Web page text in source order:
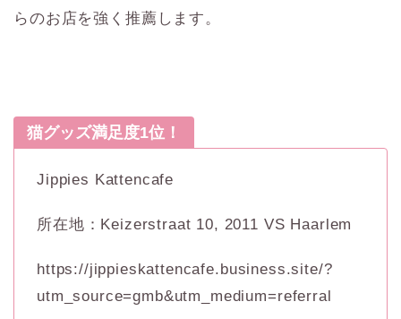
らのお店を強く推薦します。
猫グッズ満足度1位！
Jippies Kattencafe
所在地：Keizerstraat 10, 2011 VS Haarlem
https://jippieskattencafe.business.site/?
utm_source=gmb&utm_medium=referral